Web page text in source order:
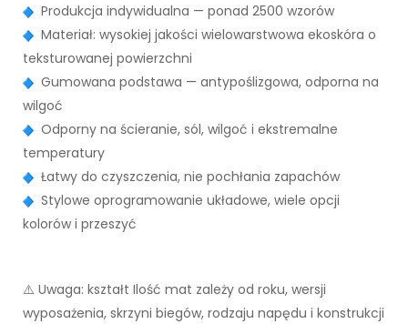
Produkcja indywidualna — ponad 2500 wzorów
Materiał: wysokiej jakości wielowarstwowa ekoskóra o
teksturowanej powierzchni
Gumowana podstawa — antypoślizgowa, odporna na
wilgoć
Odporny na ścieranie, sól, wilgoć i ekstremalne
temperatury
Łatwy do czyszczenia, nie pochłania zapachów
Stylowe oprogramowanie układowe, wiele opcji
kolorów i przeszyć
⚠️ Uwaga: kształt Ilość mat zależy od roku, wersji
wyposażenia, skrzyni biegów, rodzaju napędu i konstrukcji